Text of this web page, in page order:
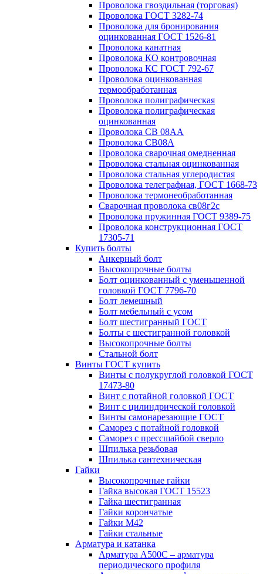
Проволока гвоздильная (торговая)
Проволока ГОСТ 3282-74
Проволока для бронирования
оцинкованная ГОСТ 1526-81
Проволока канатная
Проволока КО контровочная
Проволока КС ГОСТ 792-67
Проволока оцинкованная
термообработанная
Проволока полиграфическая
Проволока полиграфическая
оцинкованная
Проволока СВ 08АА
Проволока СВ08А
Проволока сварочная омедненная
Проволока стальная оцинкованная
Проволока стальная углеродистая
Проволока телеграфная, ГОСТ 1668-73
Проволока термонеобработанная
Сварочная проволока св08г2с
Проволока пружинная ГОСТ 9389-75
Проволока конструкционная ГОСТ
17305-71
Купить болты
Анкерный болт
Высокопрочные болты
Болт оцинкованный с уменьшенной
головкой ГОСТ 7796-70
Болт лемешный
Болт мебельный с усом
Болт шестигранный ГОСТ
Болты с шестигранной головкой
Высокопрочные болты
Стальной болт
Винты ГОСТ купить
Винты с полукруглой головкой ГОСТ
17473-80
Винт с потайной головкой ГОСТ
Винт с цилиндрической головкой
Винты самонарезающие ГОСТ
Саморез с потайной головкой
Саморез с прессшайбой сверло
Шпилька резьбовая
Шпилька сантехническая
Гайки
Высокопрочные гайки
Гайка высокая ГОСТ 15523
Гайка шестигранная
Гайки корончатые
Гайки М42
Гайки стальные
Арматура и катанка
Арматура А500С – арматура
периодического профиля